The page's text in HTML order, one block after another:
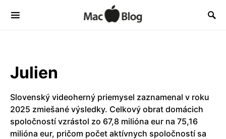
Julien
Slovenský videoherný priemysel zaznamenal v roku
2025 zmiešané výsledky. Celkový obrat domácich
spoločností vzrástol zo 67,8 milióna eur na 75,16
milióna eur, pričom počet aktívnych spoločností sa